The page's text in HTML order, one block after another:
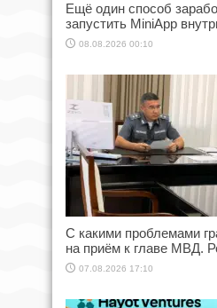
Ещё один способ
запустить MiniApp
08.08.2026 00:10
С какими проблемами
на приём к главе МВД.
07.08.2026 17:10